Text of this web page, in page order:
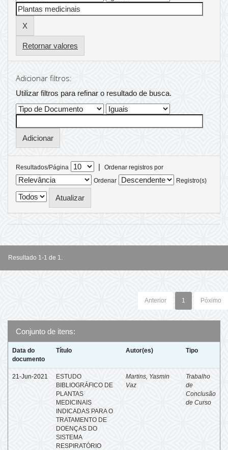
Retornar valores
Adicionar filtros:
Utilizar filtros para refinar o resultado de busca.
Resultados/Página |
Ordenar registros por
Ordenar
Registro(s)
Resultado 1-1 de 1.
Anterior 1 Póximo
Conjunto de itens:
Data do
documento
Título Autor(es) Tipo
21-Jun-2021
ESTUDO
BIBLIOGRÁFICO DE
PLANTAS
MEDICINAIS
INDICADAS PARA O
TRATAMENTO DE
DOENÇAS DO
SISTEMA
RESPIRATÓRIO
Martins, Yasmin
Vaz
Trabalho
de
Conclusão
de Curso